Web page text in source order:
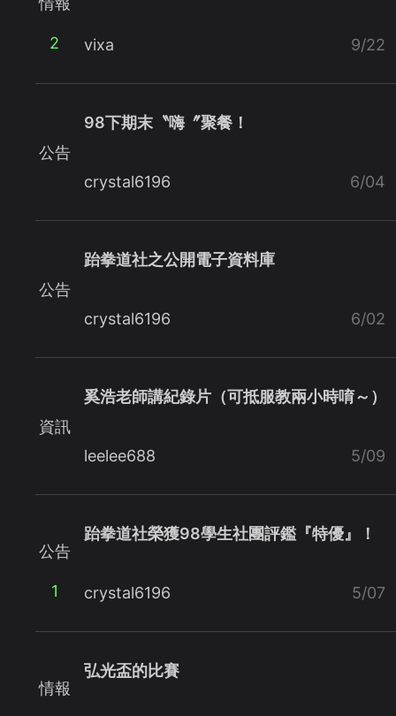
2 vixa 9/22
公告
98下期末〝嗨〞聚餐！
crystal6196 6/04
公告
跆拳道社之公開電子資料庫
crystal6196 6/02
資訊
奚浩老師講紀錄片（可抵服教兩小時唷～）
leelee688 5/09
公告
1
跆拳道社榮獲98學生社團評鑑『特優』！
crystal6196 5/07
情報
弘光盃的比賽